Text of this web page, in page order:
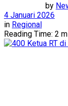
by
4 Januari 2026
in Regional
Reading Time: 2